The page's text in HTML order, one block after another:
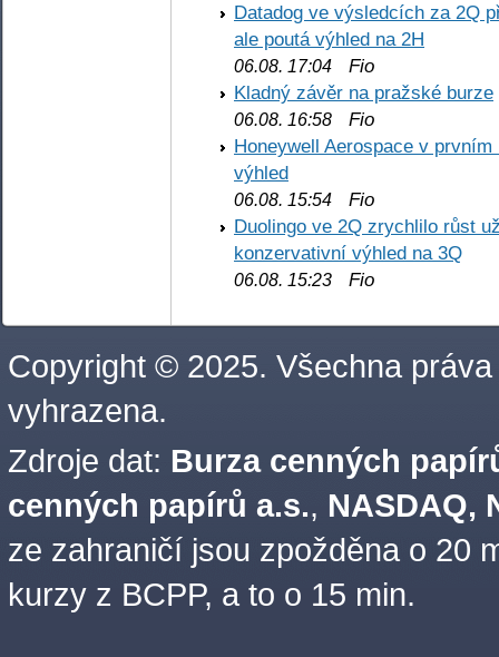
Datadog ve výsledcích za 2Q
ale poutá výhled na 2H
06.08. 17:04 Fio
Kladný závěr na pražské burze
06.08. 16:58 Fio
Honeywell Aerospace v
výhled
06.08. 15:54 Fio
Duolingo ve 2Q zrychlilo růst
konzervativní výhled na 3Q
06.08. 15:23 Fio
Copyright © 2025. Všechna práva
vyhrazena.
Zdroje dat: Burza cenných
cenných papírů a.s., NASDAQ,
ze zahraničí jsou zpožděna o 20
kurzy z BCPP, a to o 15 min.